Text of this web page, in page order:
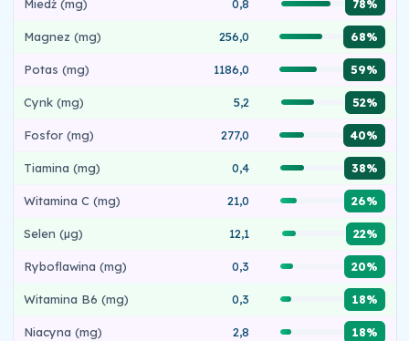
Miedź (mg) 0,8 78%
Magnez (mg) 256,0 68%
Potas (mg) 1186,0 59%
Cynk (mg) 5,2 52%
Fosfor (mg) 277,0 40%
Tiamina (mg) 0,4 38%
Witamina C (mg) 21,0 26%
Selen (µg) 12,1 22%
Ryboflawina (mg) 0,3 20%
Witamina B6 (mg) 0,3 18%
Niacyna (mg) 2,8 18%